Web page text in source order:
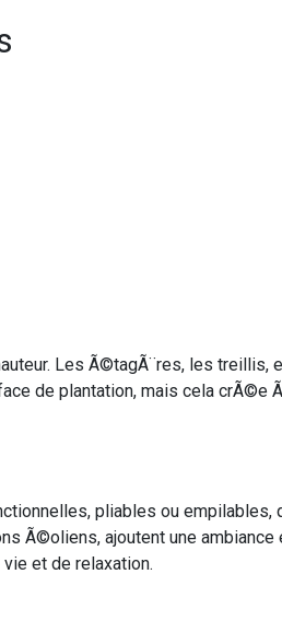
Les Ã©tagÃ¨res, les
de plantation, mais cela
pliables ou
Ã©oliens, ajoutent une
et de relaxation.